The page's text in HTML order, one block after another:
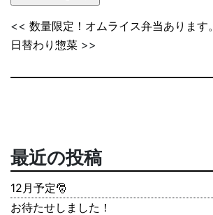
<< 数量限定！オムライス弁当あります。
日替わり惣菜 >>
最近の投稿
12月予定🎅
お待たせしました！